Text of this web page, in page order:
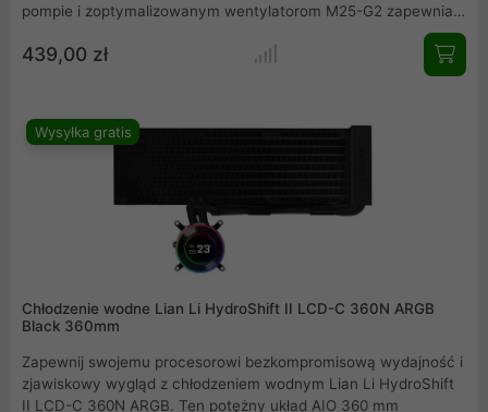
pompie i zoptymalizowanym wentylatorom M25-G2 zapewnia
podkreśla Twoją konfigurację.
439,00 zł
Wysyłka gratis
Chłodzenie wodne Lian Li HydroShift II LCD-C 360N ARGB
Black 360mm
Zapewnij swojemu procesorowi bezkompromisową wydajność i
zjawiskowy wygląd z chłodzeniem wodnym Lian Li HydroShift
II LCD-C 360N ARGB. Ten potężny układ AIO 360 mm